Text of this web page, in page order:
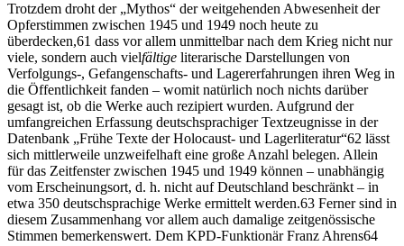
Trotzdem droht der „Mythos“ der weitgehenden Abwesenheit der
Opferstimmen zwischen 1945 und 1949 noch heute zu
überdecken,61 dass vor allem unmittelbar nach dem Krieg nicht nur
viele, sondern auch vielfältige literarische Darstellungen von
Verfolgungs-, Gefangenschafts- und Lagererfahrungen ihren Weg in
die Öffentlichkeit fanden – womit natürlich noch nichts darüber
gesagt ist, ob die Werke auch rezipiert wurden. Aufgrund der
umfangreichen Erfassung deutschsprachiger Textzeugnisse in der
Datenbank „Frühe Texte derHolocaust- und Lagerliteratur“62 lässt
sich mittlerweile unzweifelhaft eine große Anzahl belegen. Allein
für das Zeitfenster zwischen 1945 und 1949 können – unabhängig
vom Erscheinungsort, d. h. nicht auf Deutschland beschränkt – in
etwa 350 deutschsprachige Werke ermittelt werden.63 Ferner sind in
diesem Zusammenhang vor allem auch damalige zeitgenössische
Stimmen bemerkenswert. Dem KPD-Funktionär Franz Ahrens64